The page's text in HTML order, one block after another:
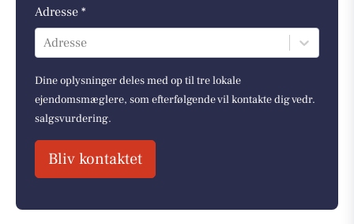
Adresse *
Adresse
Dine oplysninger deles med op til tre lokale
ejendomsmæglere, som efterfølgende vil kontakte dig vedr.
salgsvurdering.
Bliv kontaktet